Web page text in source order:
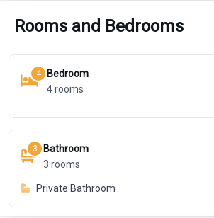
Rooms and Bedrooms
4
Bedroom
4rooms
3
Bathroom
3 rooms
Private Bathroom